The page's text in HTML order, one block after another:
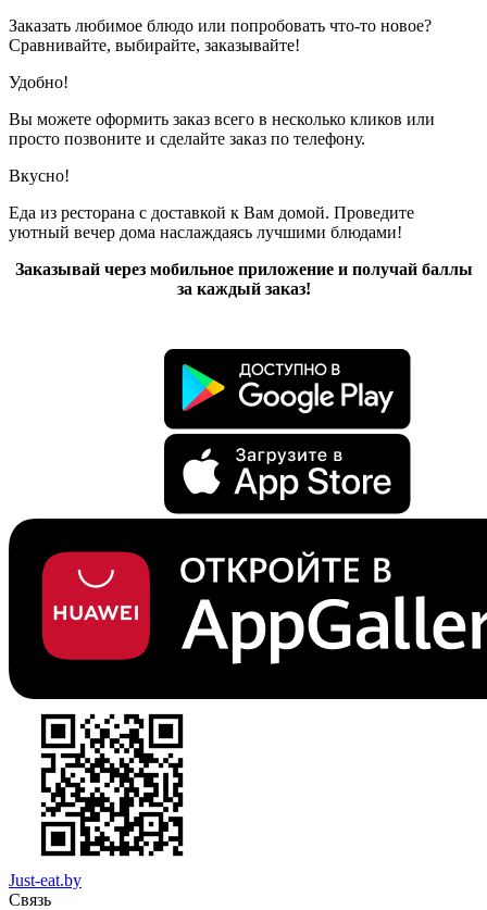
Заказать любимое блюдо или попробовать что-то новое?
Сравнивайте, выбирайте, заказывайте!
Удобно!
Вы можете оформить заказ всего в несколько кликов или
просто позвоните и сделайте заказ по телефону.
Вкусно!
Еда из ресторана с доставкой к Вам домой. Проведите
уютный вечер дома наслаждаясь лучшими блюдами!
Заказывай через мобильное приложение и получай баллы
за каждый заказ!
Just-eat.by
Связь